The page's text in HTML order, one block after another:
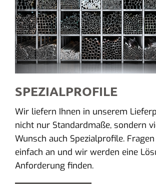
SPEZIALPROFILE
Wir liefern Ihnen in unserem
nicht nur Standardmaße, sondern
Wunsch auch Spezialprofile.
einfach an und wir werden eine
Anforderung finden.